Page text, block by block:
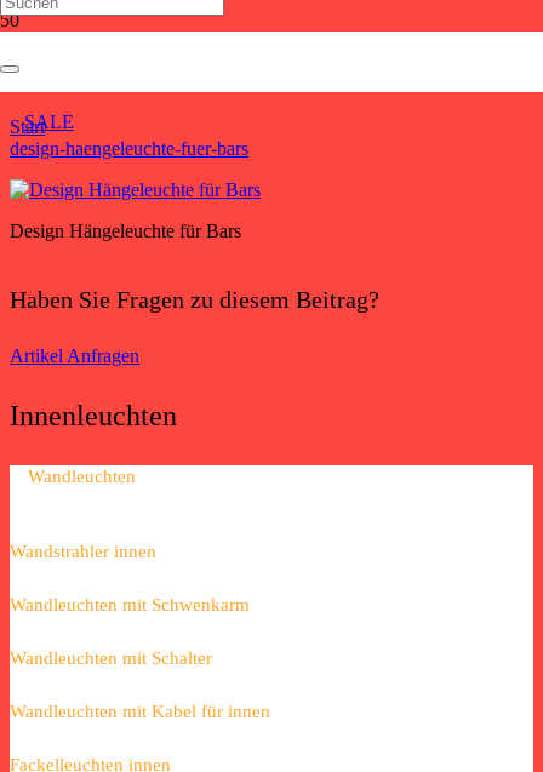
SALE
design-haengeleuchte-fuer-bars
Start
design-haengeleuchte-fuer-bars
Design Hängeleuchte für Bars
Haben Sie Fragen zu diesem Beitrag?
Artikel Anfragen
Innenleuchten
Wandleuchten
Wandstrahler innen
Wandleuchten mit Schwenkarm
Wandleuchten mit Schalter
Wandleuchten mit Kabel für innen
Fackelleuchten innen